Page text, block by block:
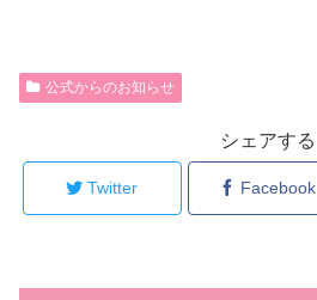
公式からのお知らせ
シェアする
Twitter Facebook